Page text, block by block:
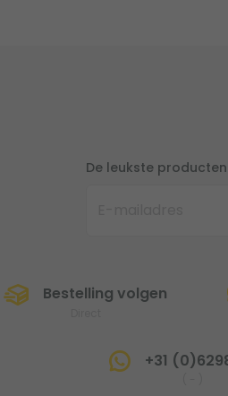
De leukste
Bestelling volgen
+31